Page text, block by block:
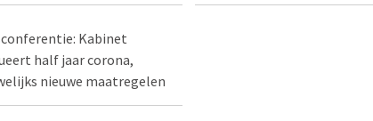
Kabinet
half jaar corona,
nieuwe maatregelen